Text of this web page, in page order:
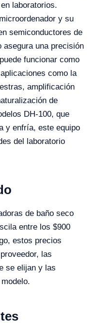
laboratorios.
y su
semiconductores de
asegura una precisión
funcionar como
como la
amplificación
de
DH-100, que
y enfría, este equipo
del laboratorio
de baño seco
entre los $900
estos precios
las
se elijan y las